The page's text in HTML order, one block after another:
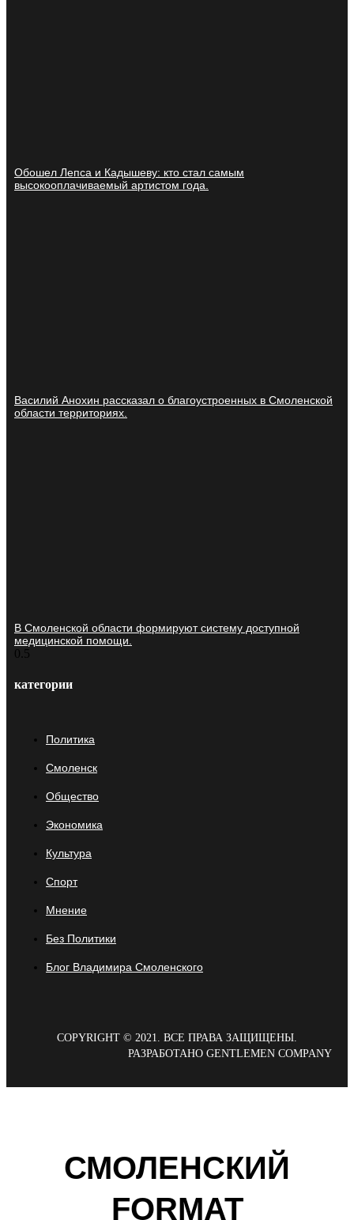
Обошел Лепса и Кадышеву: кто стал самым
высокооплачиваемый артистом года.
Василий Анохин рассказал о благоустроенных в Смоленской
области территориях.
В Смоленской области формируют систему доступной
медицинской помощи.
категории
Политика
Смоленск
Общество
Экономика
Культура
Спорт
Мнение
Без Политики
Блог Владимира Смоленского
COPYRIGHT © 2021. ВСЕ ПРАВА ЗАЩИЩЕНЫ.
РАЗРАБОТАНО GENTLEMEN COMPANY
СМОЛЕНСКИЙ
FORMAT